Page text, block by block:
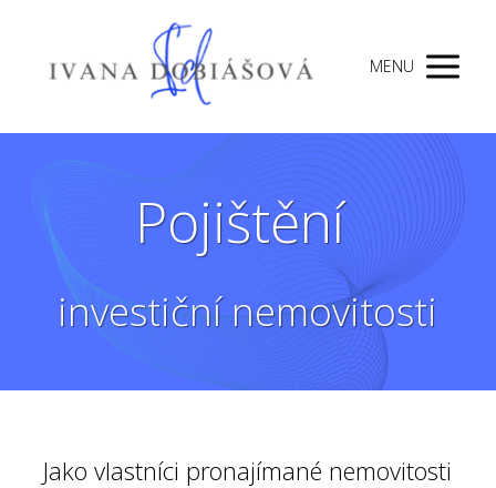
MENU
Pojištění
investiční nemovitosti
Jako vlastníci pronajímané nemovitosti